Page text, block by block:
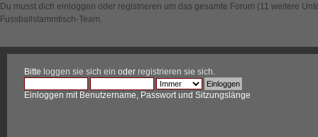
Du musst dich einloggen oder registrieren um das gesamte Forum (11 weitere
Fussballstammtisch-Team.
Bitte loggen sie sich ein oder registrieren sie sich
Einloggen mit Benutzername, Passwort und Sitzungslänge